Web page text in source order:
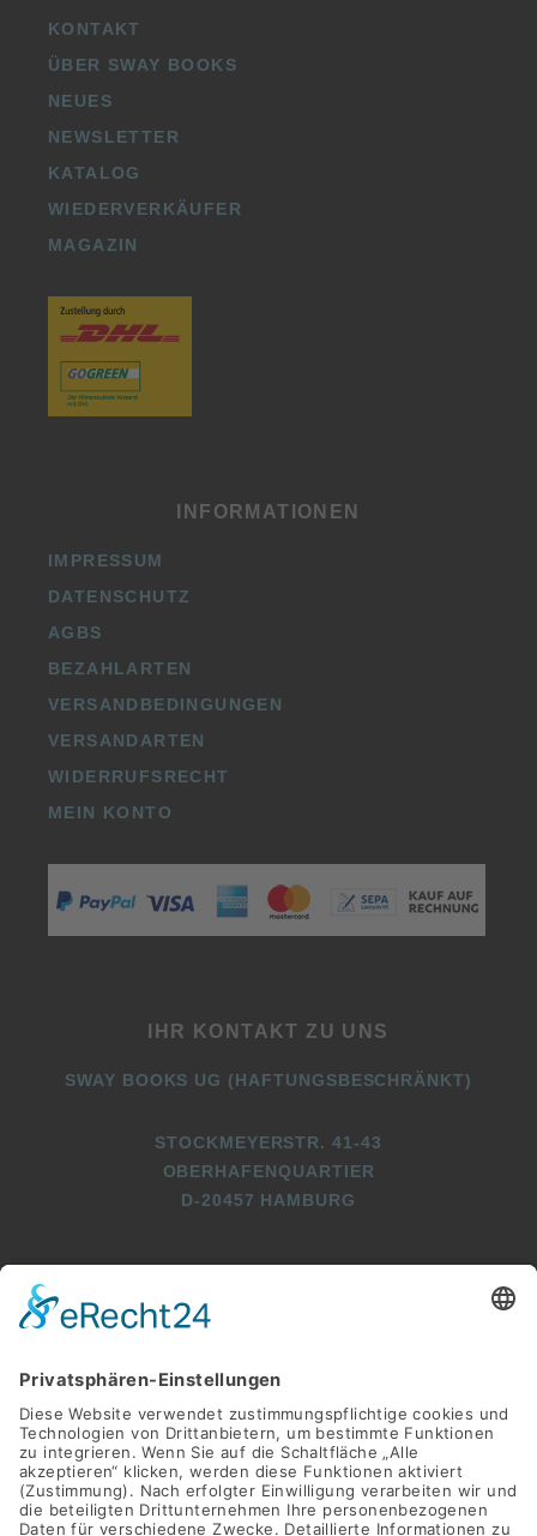
KONTAKT
ÜBER SWAY BOOKS
NEUES
NEWSLETTER
KATALOG
WIEDERVERKÄUFER
MAGAZIN
INFORMATIONEN
IMPRESSUM
DATENSCHUTZ
AGBS
BEZAHLARTEN
VERSANDBEDINGUNGEN
VERSANDARTEN
WIDERRUFSRECHT
MEIN KONTO
IHR KONTAKT ZU UNS
SWAY BOOKS UG (HAFTUNGSBESCHRÄNKT)
STOCKMEYERSTR. 41-43
OBERHAFENQUARTIER
D-20457 HAMBURG
+49 (0)40 2716369 9
INFO@SWAY-BOOKS.DE
      